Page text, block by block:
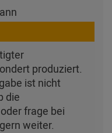
produziert.
ist nicht
die
frage bei
weiter.